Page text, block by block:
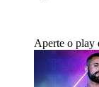
Aperte o